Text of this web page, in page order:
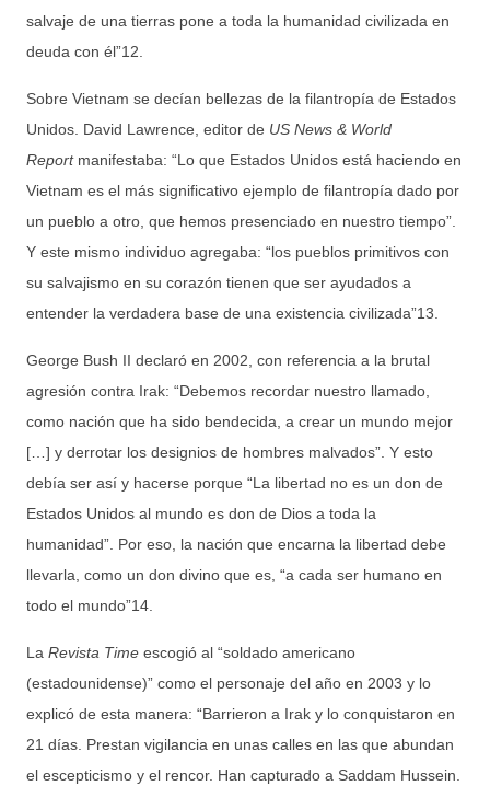
salvaje de una tierras pone a toda la humanidad civilizada en
deuda con él”12.
Sobre Vietnam se decían bellezas de la filantropía de Estados
Unidos. David Lawrence, editor de US News & World
Report manifestaba: “Lo que Estados Unidos está haciendo en
Vietnam es el más significativo ejemplo de filantropía dado por
un pueblo a otro, que hemos presenciado en nuestro tiempo”.
Y este mismo individuo agregaba: “los pueblos primitivos con
su salvajismo en su corazón tienen que ser ayudados a
entender la verdadera base de una existencia civilizada”13.
George Bush II declaró en 2002, con referencia a la brutal
agresión contra Irak: “Debemos recordar nuestro llamado,
como nación que ha sido bendecida, a crear un mundo mejor
[…] y derrotar los designios de hombres malvados”. Y esto
debía ser así y hacerse porque “La libertad no es un don de
Estados Unidos al mundo es don de Dios a toda la
humanidad”. Por eso, la nación que encarna la libertad debe
llevarla, como un don divino que es, “a cada ser humano en
todo el mundo”14.
La Revista Time escogió al “soldado americano
(estadounidense)” como el personaje del año en 2003 y lo
explicó de esta manera: “Barrieron a Irak y lo conquistaron en
21 días. Prestan vigilancia en unas calles en las que abundan
el escepticismo y el rencor. Han capturado a Saddam Hussein.